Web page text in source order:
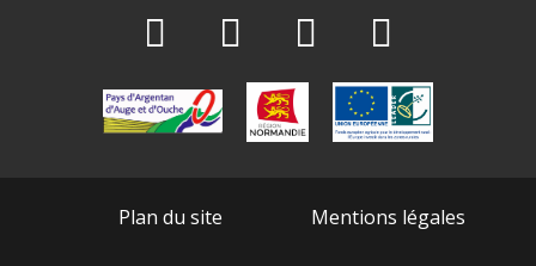
Plan du site Mentions légales